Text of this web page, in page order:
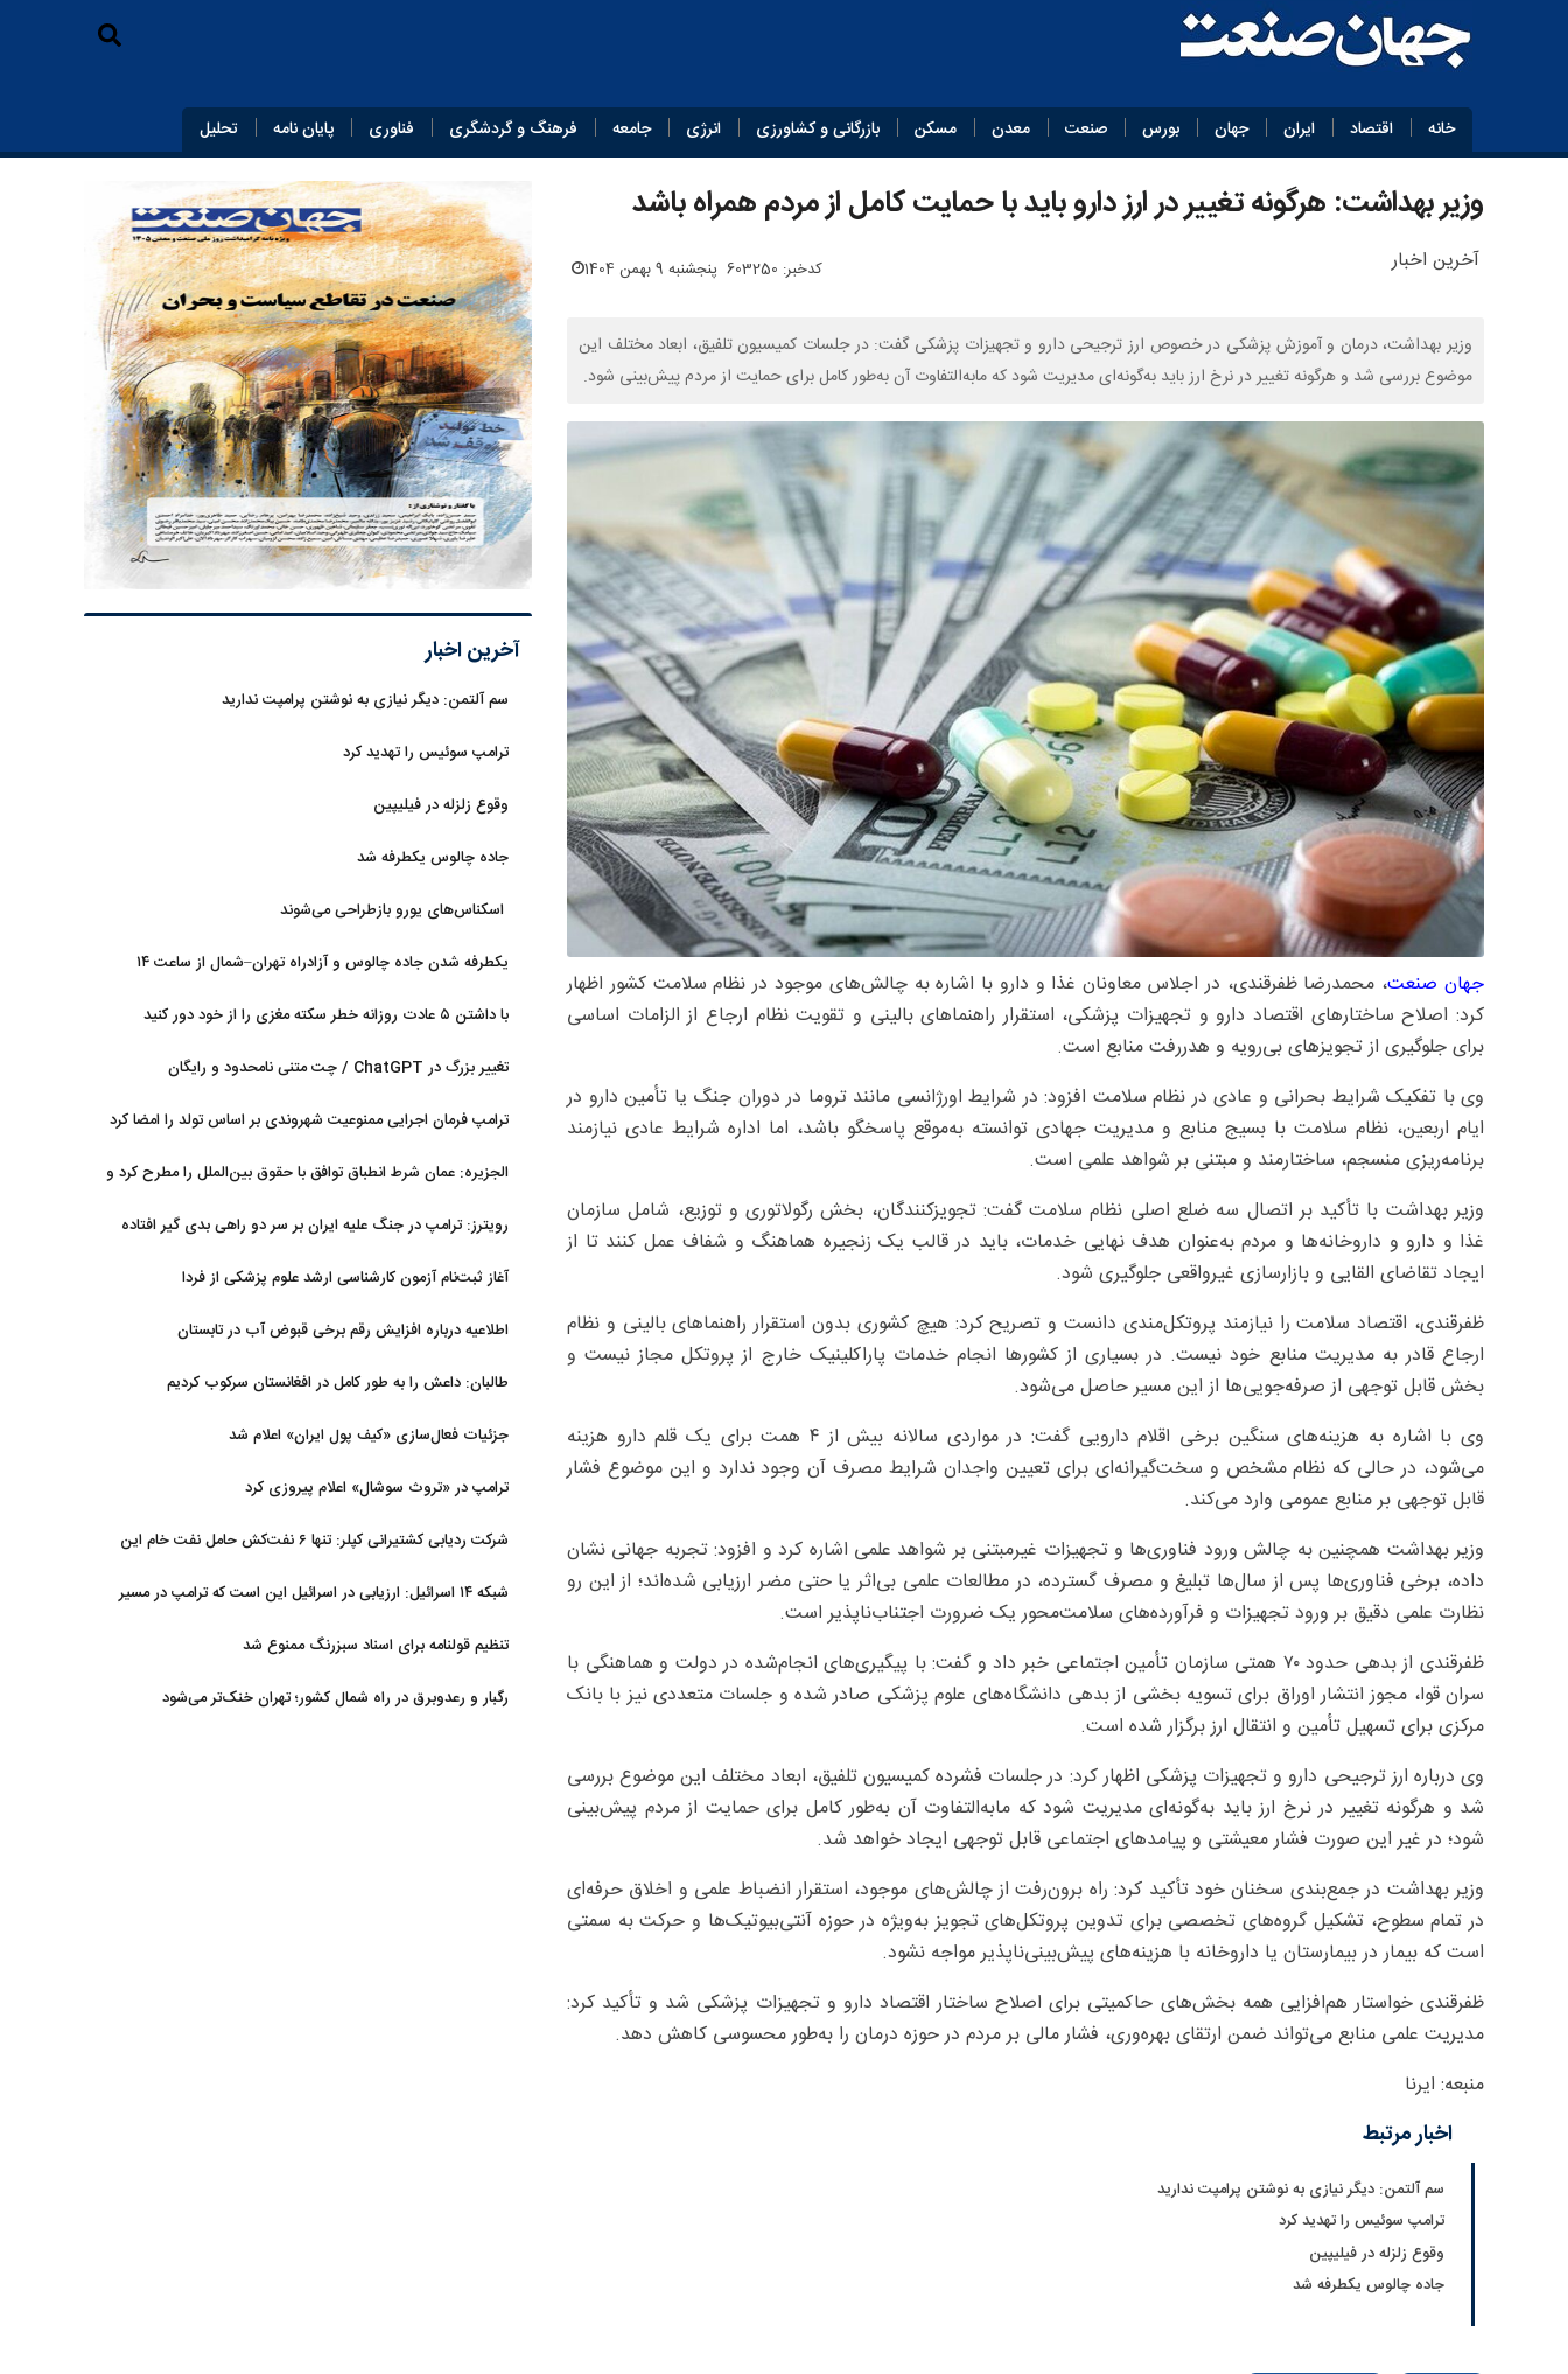
خانه اقتصاد ایران جهان بورس صنعت معدن مسکن بازرگانی و کشاورزی انرژی جامعه فرهنگ و گردشگری فناوری پایان‌ نامه تحلیل
وزیر بهداشت: هرگونه تغییر در ارز دارو باید با حمایت کامل از مردم همراه باشد
آخرین اخبار کدخبر: 603250 پنجشنبه 9 بهمن 1404
وزیر بهداشت، درمان و آموزش پزشکی در خصوص ارز ترجیحی دارو و تجهیزات پزشکی گفت: در جلسات کمیسیون تلفیق، ابعاد مختلف این
موضوع بررسی شد و هرگونه تغییر در نرخ ارز باید به‌گونه‌ای مدیریت شود که مابه‌التفاوت آن به‌طور کامل برای حمایت از مردم پیش‌بینی شود.
جهان صنعت، محمدرضا ظفرقندی، در اجلاس معاونان غذا و دارو با اشاره به چالش‌های موجود در نظام سلامت کشور اظهار
کرد: اصلاح ساختارهای اقتصاد دارو و تجهیزات پزشکی، استقرار راهنماهای بالینی و تقویت نظام ارجاع از الزامات اساسی
برای جلوگیری از تجویزهای بی‌رویه و هدررفت منابع است.
وی با تفکیک شرایط بحرانی و عادی در نظام سلامت افزود: در شرایط اورژانسی مانند تروما در دوران جنگ یا تأمین دارو در
ایام اربعین، نظام سلامت با بسیج منابع و مدیریت جهادی توانسته به‌موقع پاسخگو باشد، اما اداره شرایط عادی نیازمند
برنامه‌ریزی منسجم، ساختارمند و مبتنی بر شواهد علمی است.
وزیر بهداشت با تأکید بر اتصال سه ضلع اصلی نظام سلامت گفت: تجویزکنندگان، بخش رگولاتوری و توزیع، شامل سازمان
غذا و دارو و داروخانه‌ها و مردم به‌عنوان هدف نهایی خدمات، باید در قالب یک زنجیره هماهنگ و شفاف عمل کنند تا از
ایجاد تقاضای القایی و بازارسازی غیرواقعی جلوگیری شود.
ظفرقندی، اقتصاد سلامت را نیازمند پروتکل‌مندی دانست و تصریح کرد: هیچ کشوری بدون استقرار راهنماهای بالینی و نظام
ارجاع قادر به مدیریت منابع خود نیست. در بسیاری از کشورها انجام خدمات پاراکلینیک خارج از پروتکل مجاز نیست و
بخش قابل توجهی از صرفه‌جویی‌ها از این مسیر حاصل می‌شود.
وی با اشاره به هزینه‌های سنگین برخی اقلام دارویی گفت: در مواردی سالانه بیش از ۴ همت برای یک قلم دارو هزینه
می‌شود، در حالی که نظام مشخص و سخت‌گیرانه‌ای برای تعیین واجدان شرایط مصرف آن وجود ندارد و این موضوع فشار
قابل توجهی بر منابع عمومی وارد می‌کند.
وزیر بهداشت همچنین به چالش ورود فناوری‌ها و تجهیزات غیرمبتنی بر شواهد علمی اشاره کرد و افزود: تجربه جهانی نشان
داده، برخی فناوری‌ها پس از سال‌ها تبلیغ و مصرف گسترده، در مطالعات علمی بی‌اثر یا حتی مضر ارزیابی شده‌اند؛ از این رو
نظارت علمی دقیق بر ورود تجهیزات و فرآورده‌های سلامت‌محور یک ضرورت اجتناب‌ناپذیر است.
ظفرقندی از بدهی حدود ۷۰ همتی سازمان تأمین اجتماعی خبر داد و گفت: با پیگیری‌های انجام‌شده در دولت و هماهنگی با
سران قوا، مجوز انتشار اوراق برای تسویه بخشی از بدهی دانشگاه‌های علوم پزشکی صادر شده و جلسات متعددی نیز با بانک
مرکزی برای تسهیل تأمین و انتقال ارز برگزار شده است.
وی درباره ارز ترجیحی دارو و تجهیزات پزشکی اظهار کرد: در جلسات فشرده کمیسیون تلفیق، ابعاد مختلف این موضوع بررسی
شد و هرگونه تغییر در نرخ ارز باید به‌گونه‌ای مدیریت شود که مابه‌التفاوت آن به‌طور کامل برای حمایت از مردم پیش‌بینی
شود؛ در غیر این صورت فشار معیشتی و پیامدهای اجتماعی قابل توجهی ایجاد خواهد شد.
وزیر بهداشت در جمع‌بندی سخنان خود تأکید کرد: راه برون‌رفت از چالش‌های موجود، استقرار انضباط علمی و اخلاق حرفه‌ای
در تمام سطوح، تشکیل گروه‌های تخصصی برای تدوین پروتکل‌های تجویز به‌ویژه در حوزه آنتی‌بیوتیک‌ها و حرکت به سمتی
است که بیمار در بیمارستان یا داروخانه با هزینه‌های پیش‌بینی‌ناپذیر مواجه نشود.
ظفرقندی خواستار هم‌افزایی همه بخش‌های حاکمیتی برای اصلاح ساختار اقتصاد دارو و تجهیزات پزشکی شد و تأکید کرد:
مدیریت علمی منابع می‌تواند ضمن ارتقای بهره‌وری، فشار مالی بر مردم در حوزه درمان را به‌طور محسوسی کاهش دهد.
منبعه: ایرنا
اخبار مرتبط
سم آلتمن: دیگر نیازی به نوشتن پرامپت ندارید
ترامپ سوئیس را تهدید کرد
وقوع زلزله در فیلیپین
جاده چالوس یکطرفه شد
آخرین اخبار
سم آلتمن: دیگر نیازی به نوشتن پرامپت ندارید
ترامپ سوئیس را تهدید کرد
وقوع زلزله در فیلیپین
جاده چالوس یکطرفه شد
اسکناس‌های یورو بازطراحی می‌شوند
یکطرفه شدن جاده چالوس و آزادراه تهران–شمال از ساعت ۱۴
با داشتن ۵ عادت روزانه خطر سکته مغزی را از خود دور کنید
تغییر بزرگ در ChatGPT / چت متنی نامحدود و رایگان
ترامپ فرمان اجرایی ممنوعیت شهروندی بر اساس تولد را امضا کرد
الجزیره: عمان شرط انطباق توافق با حقوق بین‌الملل را مطرح کرد و
رویترز: ترامپ در جنگ علیه ایران بر سر دو راهی بدی گیر افتاده
آغاز ثبت‌نام‌ آزمون کارشناسی ارشد علوم پزشکی از فردا
اطلاعیه درباره افزایش رقم برخی قبوض آب در تابستان
طالبان: داعش را به طور کامل در افغانستان سرکوب کردیم
جزئیات فعال‌سازی «کیف پول ایران» اعلام شد
ترامپ در «تروث سوشال» اعلام پیروزی کرد
شرکت ردیابی کشتیرانی کپلر: تنها ۶ نفت‌کش حامل نفت خام این
شبکه ۱۴ اسرائیل: ارزیابی در اسرائیل این است که ترامپ در مسیر
تنظیم قولنامه برای اسناد سبزرنگ ممنوع شد
رگبار و رعدوبرق در راه شمال کشور؛ تهران خنک‌تر می‌شود